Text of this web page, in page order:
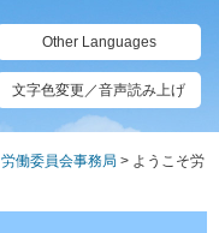
Other Languages
文字色変更／音声読み上げ
労働委員会事務局 > ようこそ労